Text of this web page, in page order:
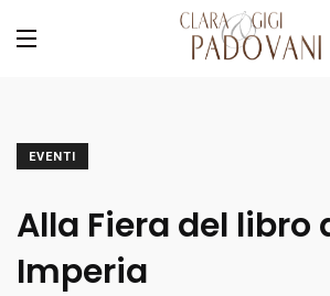
EVENTI
Alla Fiera del libro
Imperia